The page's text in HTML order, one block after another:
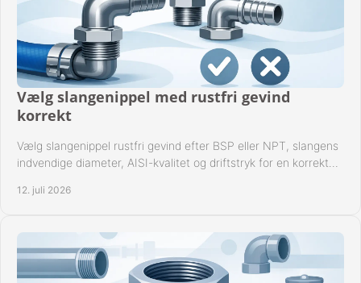
Vælg slangenippel med rustfri gevind
korrekt
Vælg slangenippel rustfri gevind efter BSP eller NPT, slangens
indvendige diameter, AISI-kvalitet og driftstryk for en korrekt
12. juli 2026